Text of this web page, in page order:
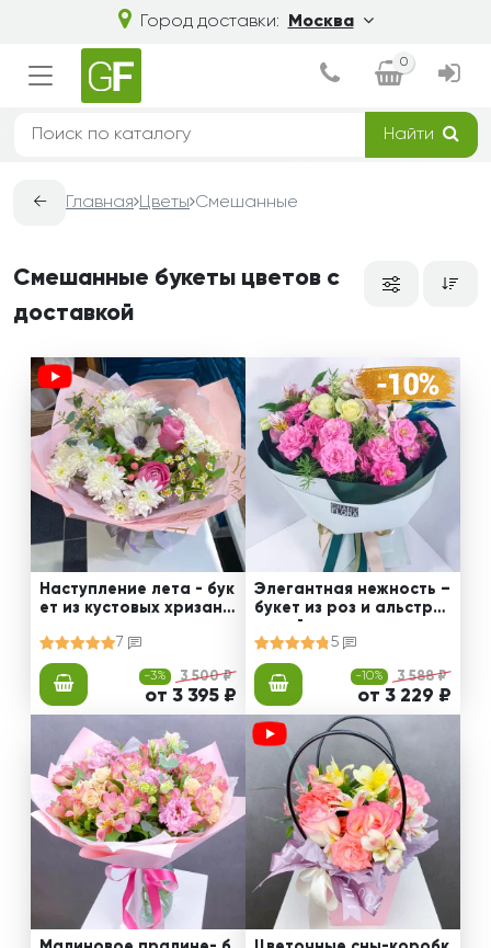
Город доставки: Москва
0
Найти
← Главная Цветы Смешанные
Смешанные букеты цветов с
доставкой
Наступление лета - бук
ет из кустовых хризант
7
-3% 3 500 ₽
от 3 395 ₽
Элегантная нежность –
букет из роз и альстро
5
-10% 3 588 ₽
от 3 229 ₽